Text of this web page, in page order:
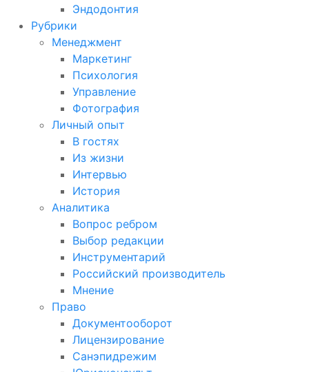
Эндодонтия
Рубрики
Менеджмент
Маркетинг
Психология
Управление
Фотография
Личный опыт
В гостях
Из жизни
Интервью
История
Аналитика
Вопрос ребром
Выбор редакции
Инструментарий
Российский производитель
Мнение
Право
Документооборот
Лицензирование
Санэпидрежим